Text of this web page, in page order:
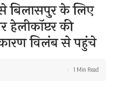
के लिए
हेलीकॉप्टर की
विलंब से पहुंचे
1 Min Read